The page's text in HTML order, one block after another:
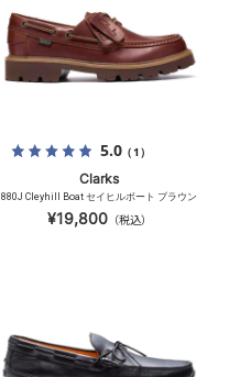
5.0（1）
Clarks
880J Cleyhill Boat セイヒルボート ブラウン
¥19,800（税込）